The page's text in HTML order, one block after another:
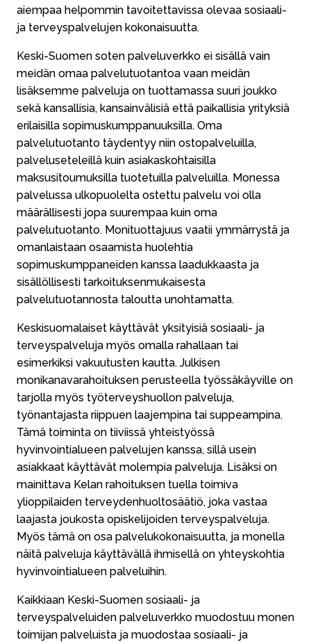
aiempaa helpommin tavoitettavissa olevaa sosiaali-
ja terveyspalvelujen kokonaisuutta.
Keski-Suomen soten palveluverkko ei sisällä vain
meidän omaa palvelutuotantoa vaan meidän
lisäksemme palveluja on tuottamassa suuri joukko
sekä kansallisia, kansainvälisiä että paikallisia yrityksiä
erilaisilla sopimuskumppanuuksilla. Oma
palvelutuotanto täydentyy niin ostopalveluilla,
palveluseteleillä kuin asiakaskohtaisilla
maksusitoumuksilla tuotetuilla palveluilla. Monessa
palvelussa ulkopuolelta ostettu palvelu voi olla
määrällisesti jopa suurempaa kuin oma
palvelutuotanto. Monituottajuus vaatii ymmärrystä ja
omanlaistaan osaamista huolehtia
sopimuskumppaneiden kanssa laadukkaasta ja
sisällöllisesti tarkoituksenmukaisesta
palvelutuotannosta taloutta unohtamatta.
Keskisuomalaiset käyttävät yksityisiä sosiaali- ja
terveyspalveluja myös omalla rahallaan tai
esimerkiksi vakuutusten kautta. Julkisen
monikanavarahoituksen perusteella työssäkäyville on
tarjolla myös työterveyshuollon palveluja,
työnantajasta riippuen laajempina tai suppeampina.
Tämä toiminta on tiiviissä yhteistyössä
hyvinvointialueen palvelujen kanssa, sillä usein
asiakkaat käyttävät molempia palveluja. Lisäksi on
mainittava Kelan rahoituksen tuella toimiva
ylioppilaiden terveydenhuoltosäätiö, joka vastaa
laajasta joukosta opiskelijoiden terveyspalveluja.
Myös tämä on osa palvelukokonaisuutta, ja monella
näitä palveluja käyttävällä ihmisellä on yhteyskohtia
hyvinvointialueen palveluihin.
Kaikkiaan Keski-Suomen sosiaali- ja
terveyspalveluiden palveluverkko muodostuu monen
toimijan palveluista ja muodostaa sosiaali- ja